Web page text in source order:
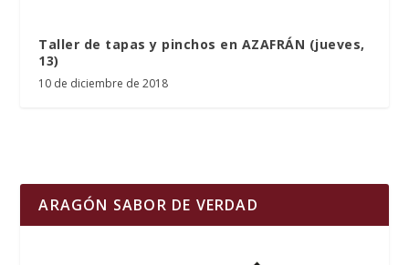
Taller de tapas y pinchos en AZAFRÁN (jueves,
13)
10 de diciembre de 2018
ARAGÓN SABOR DE VERDAD